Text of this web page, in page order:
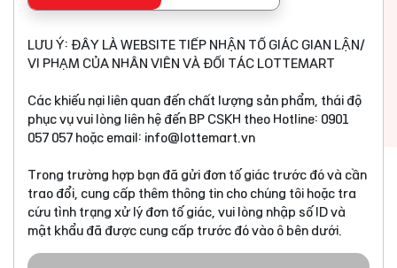
LƯU Ý: ĐÂY LÀ WEBSITE TIẾP NHẬN TỐ GIÁC GIAN LẬN/
VI PHẠM CỦA NHÂN VIÊN VÀ ĐỐI TÁC LOTTEMART
Các khiếu nại liên quan đến chất lượng sản phẩm, thái độ
phục vụ vui lòng liên hệ đến BP CSKH theo Hotline: 0901
057 057 hoặc email: info@lottemart.vn
Trong trường hợp bạn đã gửi đơn tố giác trước đó và cần
trao đổi, cung cấp thêm thông tin cho chúng tôi hoặc tra
cứu tình trạng xử lý đơn tố giác, vui lòng nhập số ID và
mật khẩu đã được cung cấp trước đó vào ô bên dưới.